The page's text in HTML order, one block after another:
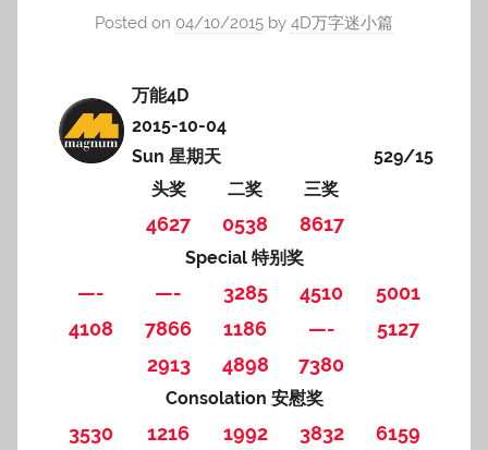
Posted on 04/10/2015 by 4D万字迷小篇
万能4D
2015-10-04
Sun 星期天
529/15
头奖
二奖 三奖
4627 0538 8617
Special 特别奖
—- —- 3285 4510
5001
4108
7866 1186 —-
5127
2913
4898 7380
Consolation 安慰奖
3530 1216 1992 3832
6159